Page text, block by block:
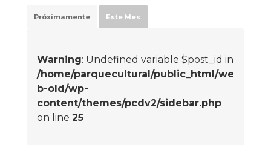
Próximamente Este Mes
Warning: Undefined variable $post_id in
/home/parquecultural/public_html/we
b-old/wp-
content/themes/pcdv2/sidebar.php
on line 25